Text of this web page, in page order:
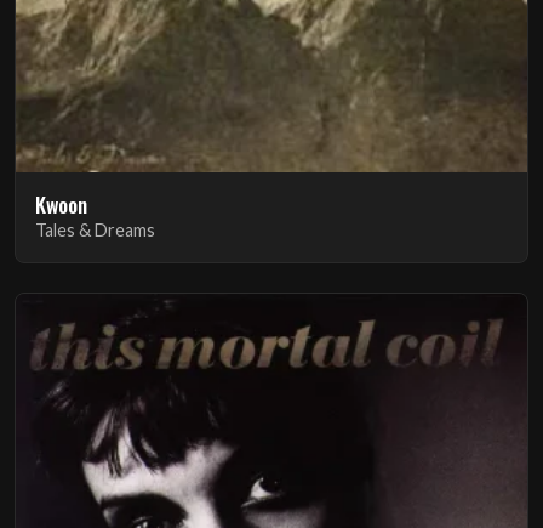
Kwoon
Tales & Dreams